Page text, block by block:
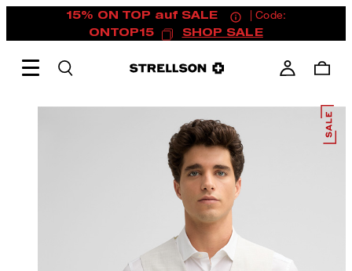
15% ON TOP auf SALE
| Code:
ONTOP15
SHOP SALE